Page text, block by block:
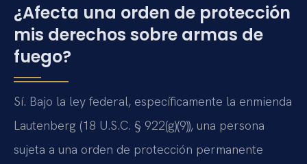
¿Afecta una orden de protección
mis derechos sobre armas de
fuego?
Sí. Bajo la ley federal, específicamente la enmienda
Lautenberg (18 U.S.C. § 922(g)(9)), una persona
sujeta a una orden de protección permanente